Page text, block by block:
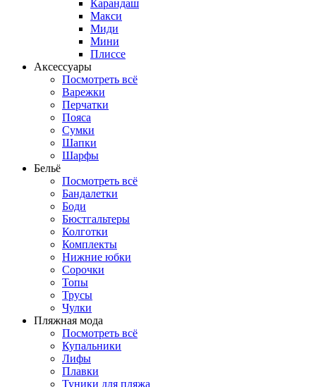
Карандаш
Макси
Миди
Мини
Плиссе
Аксессуары
Посмотреть всё
Варежки
Перчатки
Пояса
Сумки
Шапки
Шарфы
Бельё
Посмотреть всё
Бандалетки
Боди
Бюстгальтеры
Колготки
Комплекты
Нижние юбки
Сорочки
Топы
Трусы
Чулки
Пляжная мода
Посмотреть всё
Купальники
Лифы
Плавки
Туники для пляжа